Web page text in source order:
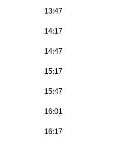
13:47
14:17
14:47
15:17
15:47
16:01
16:17